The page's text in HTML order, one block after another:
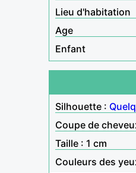
Lieu d'habitation
Age
Enfant
Silhouette :
Coupe de
Taille : 1 cm
Couleurs des